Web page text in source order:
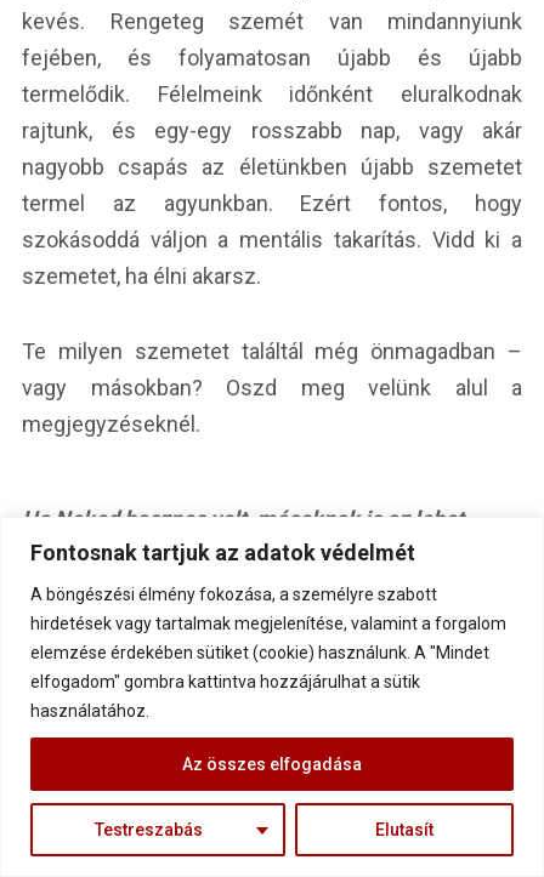
Fontosnak tartjuk az adatok védelmét
A böngészési élmény fokozása, a személyre szabott
hirdetések vagy tartalmak megjelenítése, valamint a forgalom
elemzése érdekében sütiket (cookie) használunk. A "Mindet
elfogadom" gombra kattintva hozzájárulhat a sütik
használatához.
Testreszabás Elutasít
Az összes elfogadása
kevés. Rengeteg szemét van mindannyiunk
fejében, és folyamatosan újabb és újabb
termelődik. Félelmeink időnként eluralkodnak
rajtunk, és egy-egy rosszabb nap, vagy akár
nagyobb csapás az életünkben újabb szemetet
termel az agyunkban. Ezért fontos, hogy
szokásoddá váljon a mentális takarítás. Vidd ki a
szemetet, ha élni akarsz.
Te milyen szemetet találtál még önmagadban –
vagy másokban? Oszd meg velünk alul a
megjegyzéseknél.
Ha Neked hasznos volt, másoknak is az lehet.
Segíts eljuttatni hozzájuk is!
Kocsis Gáborvagyok, mentális
segítő, űrkutató mérnök,
harcművész, stroke túlélő, a